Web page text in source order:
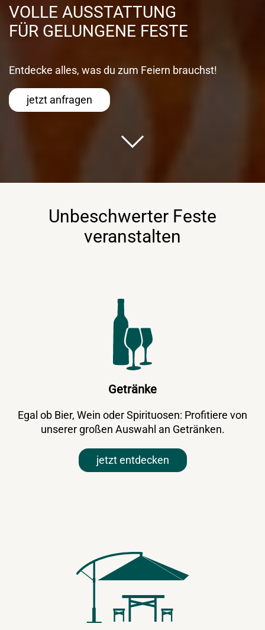
VOLLE AUSSTATTUNG
FÜR GELUNGENE FESTE
Entdecke alles, was du zum Feiern brauchst!
jetzt anfragen
Unbeschwerter Feste
veranstalten
Getränke
Egal ob Bier, Wein oder Spirituosen: Profitiere von
unserer großen Auswahl an Getränken.
jetzt entdecken